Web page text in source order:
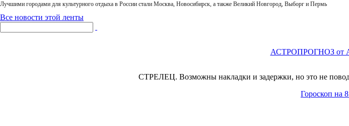
Лучшими городами для культурного отдыха в России стали Москва, Новосибирск, а также Великий Новгород, Выборг и Пермь
Все новости этой ленты
АСТРОПРОГНОЗ от
СТРЕЛЕЦ. Возможны накладки и задержки, но это не
Гороскоп на